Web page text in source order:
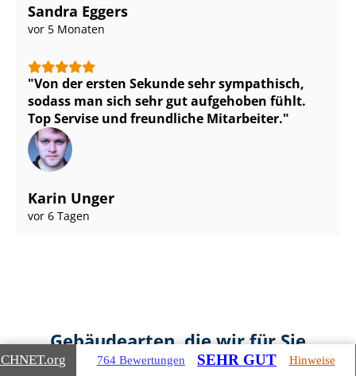
Sandra Eggers
vor 5 Monaten
Von der ersten Sekunde sehr sympathisch,
sodass man sich sehr gut aufgehoben fühlt.
Top Servise und freundliche Mitarbeiter.
Karin Unger
vor 6 Tagen
Gebäudearten, die wir für Sie
bewerten
.org 764 Bewertungen SEHR GUT Hinweise